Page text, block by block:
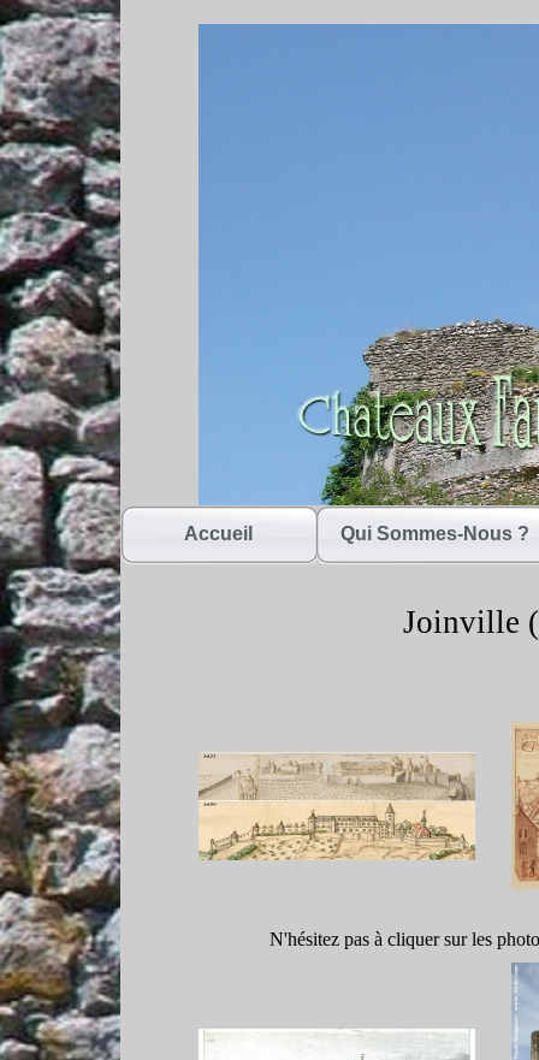
Accueil Qui Sommes-Nous ?
Joinville
N'hésitez pas à cliquer sur les